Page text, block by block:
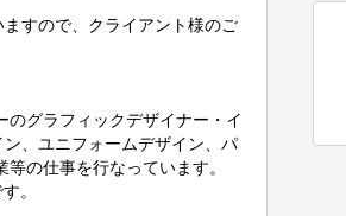
すので、クライアント様のご
のグラフィックデザイナー・イ
、ユニフォームデザイン、パ
の仕事を行なっています。
。